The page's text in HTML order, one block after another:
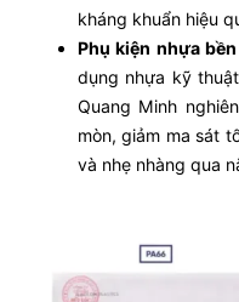
kháng khuẩn hiệu
Phụ kiện nhựa
dụng nhựa kỹ
Quang Minh
mòn, giảm ma sát
và nhẹ nhàng qua